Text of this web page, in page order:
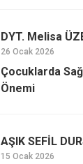
DYT. Melisa
26 Ocak 2026
Çocuklarda
Önemi
AŞIK SEFİL
15 Ocak 2026